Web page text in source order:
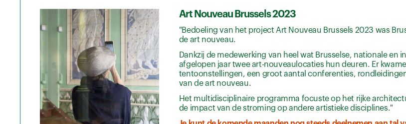
Art Nouveau Brussels 2023
"Bedoeling van het project Art Nouveau Brussels 2023 was
de art nouveau.
Dankzij de medewerking van heel wat Brusselse, nationale en
afgelopen jaar twee art-nouveaulocaties hun deuren. Er
tentoonstellingen, een groot aantal conferenties,
van de art nouveau.
Het multidisciplinaire programma focuste op het rijke
de impact van de stroming op andere artistieke disciplines."